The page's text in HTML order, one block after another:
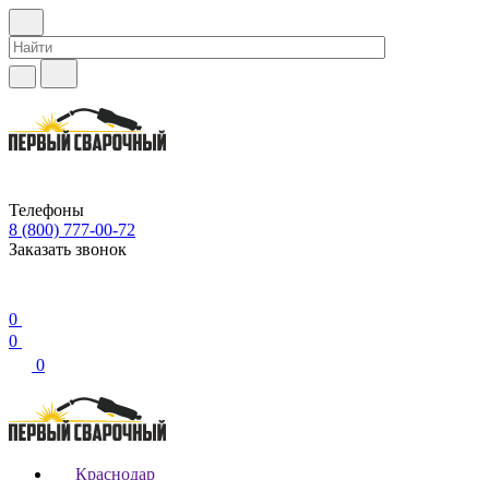
Телефоны
8 (800) 777-00-72
Заказать звонок
0
0
0
Краснодар